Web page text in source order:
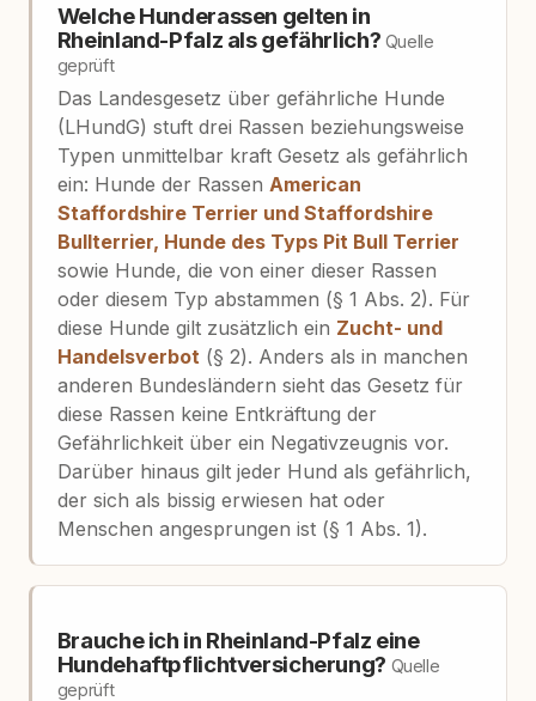
Welche Hunderassen gelten in
Rheinland-Pfalz als gefährlich? Quelle
geprüft
Das Landesgesetz über gefährliche Hunde
(LHundG) stuft drei Rassen beziehungsweise
Typen unmittelbar kraft Gesetz als gefährlich
ein: Hunde der Rassen American
Staffordshire Terrier und Staffordshire
Bullterrier, Hunde des Typs Pit Bull Terrier
sowie Hunde, die von einer dieser Rassen
oder diesem Typ abstammen (§ 1 Abs. 2). Für
diese Hunde gilt zusätzlich ein Zucht- und
Handelsverbot(§ 2). Anders als in manchen
anderen Bundesländern sieht das Gesetz für
diese Rassen keine Entkräftung der
Gefährlichkeit über ein Negativzeugnis vor.
Darüber hinaus gilt jeder Hund als gefährlich,
der sich als bissig erwiesen hat oder
Menschen angesprungen ist (§ 1 Abs. 1).
Brauche ich in Rheinland-Pfalz eine
Hundehaftpflichtversicherung? Quelle
geprüft